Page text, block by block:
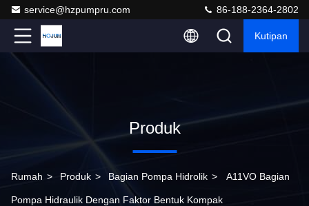
service@hzpumpru.com 86-188-2364-2802
Kutipan
Produk
Rumah > Produk > Bagian Pompa Hidrolik > A11VO Bagian
Pompa Hidraulik Dengan Faktor Bentuk Kompak